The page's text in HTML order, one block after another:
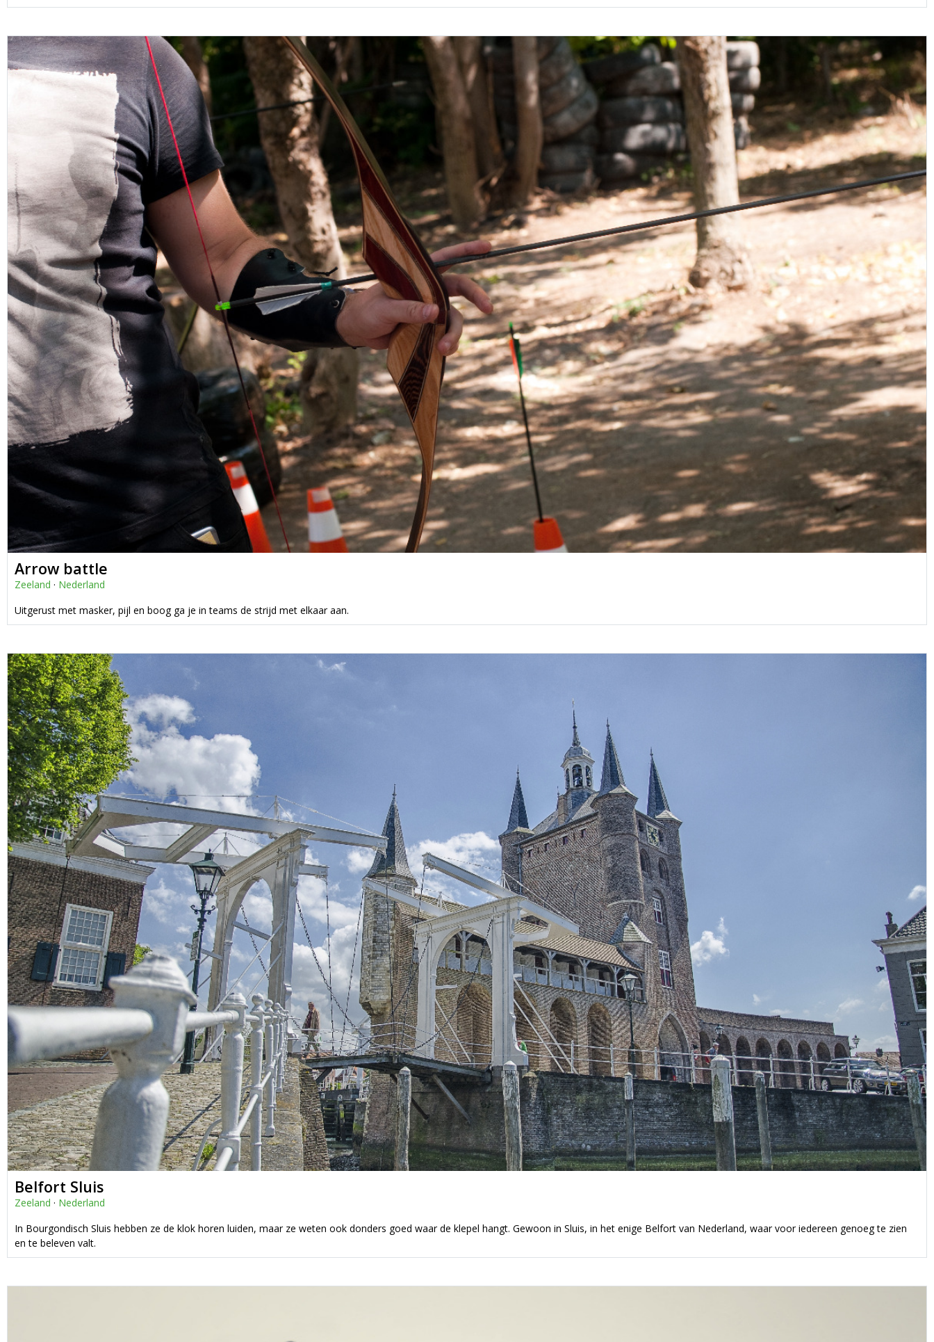
Arrow battle
Zeeland · Nederland
Uitgerust met masker, pijl en boog ga je in teams de strijd met elkaar aan.
Belfort Sluis
Zeeland · Nederland
In Bourgondisch Sluis hebben ze de klok horen luiden, maar ze weten ook donders goed waar de klepel hangt. Gewoon in Sluis, in het enige Belfort van Nederland, waar voor iedereen genoeg te zien
en te beleven valt.